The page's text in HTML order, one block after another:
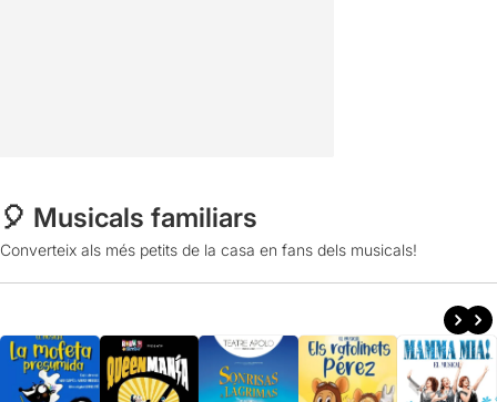
🎈 Musicals familiars
Converteix als més petits de la casa en fans dels musicals!